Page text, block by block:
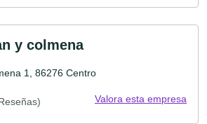
y colmena
1, 86276 Centro
Valora esta empresa